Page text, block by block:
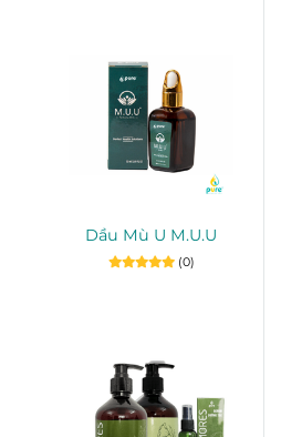
Dầu Mù U M.U.U
(0)